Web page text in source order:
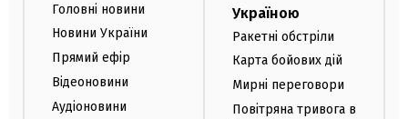
Головні новини
Новини України
Прямий ефір
Відеоновини
Аудіоновини
Україною
Ракетні обстріли
Карта бойових дій
Мирні переговори
Повітряна тривога в